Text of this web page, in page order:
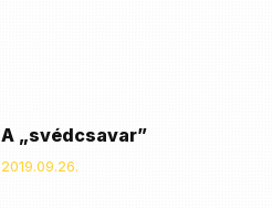
A „svédcsavar”
2019.09.26.